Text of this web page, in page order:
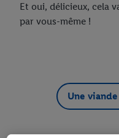
Et oui, délicieux, cela
par vous-même !
Une